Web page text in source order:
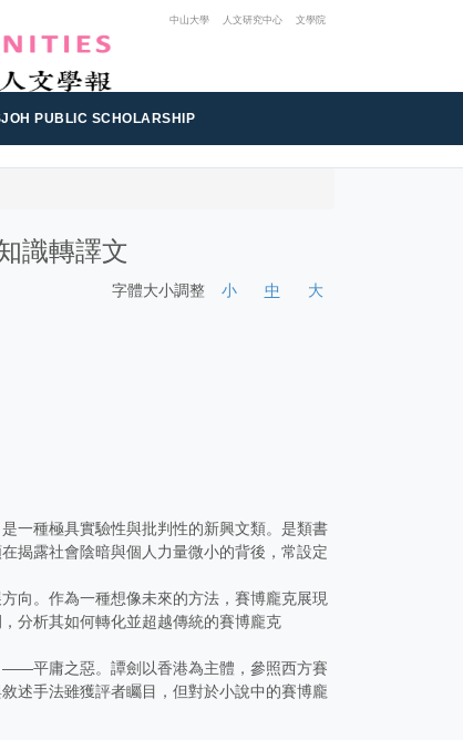
中山大學 人文研究中心 文學院
PUBLIC SCHOLARSHIP
識轉譯文
字體大小調整 小 中 大
一種極具實驗性與批判性的新興文類。是類書
揭露社會陰暗與個人力量微小的背後，常設定
向。作為一種想像未來的方法，賽博龐克展現
分析其如何轉化並超越傳統的賽博龐克
——平庸之惡。譚劍以香港為主體，參照西方賽
述手法雖獲評者矚目，但對於小說中的賽博龐